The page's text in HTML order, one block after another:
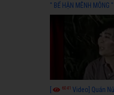
" BỂ HẬN MÊNH
Long, Thanh Ngân Hay
[ 6041 Video] Quán